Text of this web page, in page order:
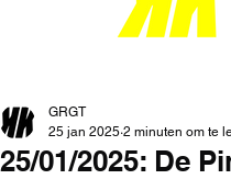
25/01/2025: De
GRGT
25 jan 2025 2 minuten om te